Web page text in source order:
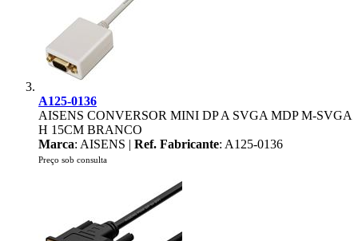
A125-0136
AISENS CONVERSOR MINI DP A SVGA MDP M-SVGA
H 15CM BRANCO
Marca: AISENS | Ref. Fabricante: A125-0136
Preço sob consulta